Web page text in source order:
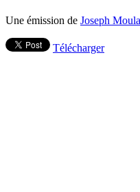
Une émission de Joseph
Télécharger